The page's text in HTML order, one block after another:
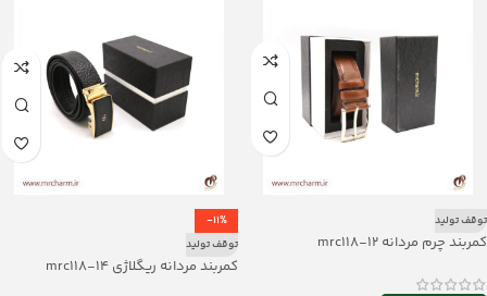
توقف تولید
کمربند چرم مردانه mrc118-12
-11%
توقف تولید
کمربند مردانه ریگلاژی mrc118-14